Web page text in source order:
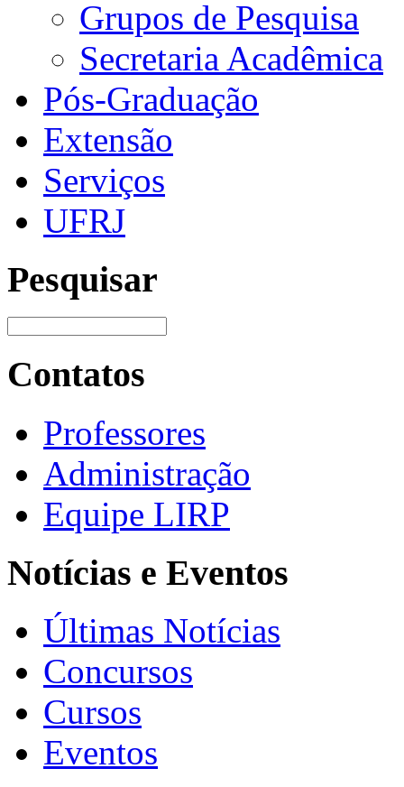
Grupos de Pesquisa
Secretaria Acadêmica
Pós-Graduação
Extensão
Serviços
UFRJ
Pesquisar
Contatos
Professores
Administração
Equipe LIRP
Notícias e Eventos
Últimas Notícias
Concursos
Cursos
Eventos